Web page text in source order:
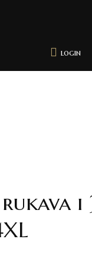
login
i